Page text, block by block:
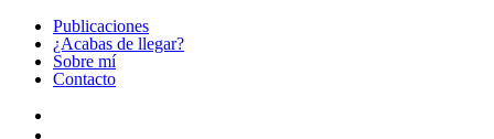
Publicaciones
¿Acabas de llegar?
Sobre mí
Contacto